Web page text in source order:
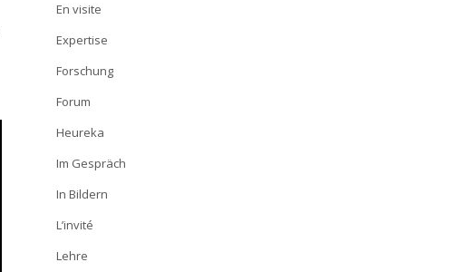
En visite
Expertise
Forschung
Forum
Heureka
Im Gespräch
In Bildern
L’invité
Lehre